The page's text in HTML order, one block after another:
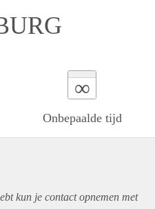
∞
Onbepaalde tijd
kun je contact opnemen met